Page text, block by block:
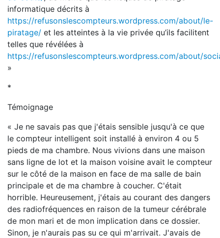
informatique décrits à
https://refusonslescompteurs.wordpress.com/about/le-
piratage/ et les atteintes à la vie privée qu’ils facilitent
telles que révélées à
https://refusonslescompteurs.wordpress.com/about/
»
*
Témoignage
« Je ne savais pas que j'étais sensible jusqu'à ce que
le compteur intelligent soit installé à environ 4 ou 5
pieds de ma chambre. Nous vivions dans une maison
sans ligne de lot et la maison voisine avait le compteur
sur le côté de la maison en face de ma salle de bain
principale et de ma chambre à coucher. C'était
horrible. Heureusement, j'étais au courant des dangers
des radiofréquences en raison de la tumeur cérébrale
de mon mari et de mon implication dans ce dossier.
Sinon, je n'aurais pas su ce qui m'arrivait. J'avais de